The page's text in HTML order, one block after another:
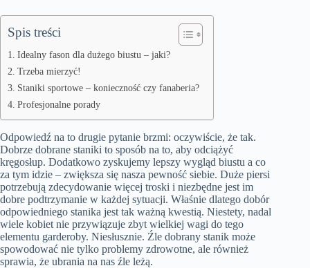
Spis treści
Idealny fason dla dużego biustu – jaki?
Trzeba mierzyć!
Staniki sportowe – konieczność czy fanaberia?
Profesjonalne porady
Odpowiedź na to drugie pytanie brzmi: oczywiście, że tak.
Dobrze dobrane staniki to sposób na to, aby odciążyć
kręgosłup. Dodatkowo zyskujemy lepszy wygląd biustu a co
za tym idzie – zwiększa się nasza pewność siebie. Duże piersi
potrzebują zdecydowanie więcej troski i niezbędne jest im
dobre podtrzymanie w każdej sytuacji. Właśnie dlatego dobór
odpowiedniego stanika jest tak ważną kwestią. Niestety, nadal
wiele kobiet nie przywiązuje zbyt wielkiej wagi do tego
elementu garderoby. Niesłusznie. Źle dobrany stanik może
spowodować nie tylko problemy zdrowotne, ale również
sprawia, że ubrania na nas źle leżą.